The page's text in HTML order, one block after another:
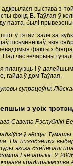
выстава з той
фонд В. Таўлая ў
паэта, былі прывезены
ў гэтай зале за
пісьменнікаў, якія
факты з
Пад час вечарыны
плануюць і ў
гайда ў дом Таўлая.
супрацоўнік
з усіх
Савета Рэспублікі
ў вёсцы Тумашы
На прэзідэнцкіх
якога дзейнічалі
Ганчарыка. У
прадпрыемства